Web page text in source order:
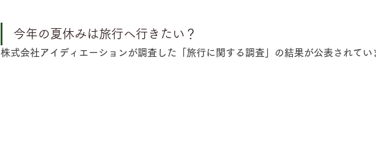
今年の夏休みは旅行へ行きたい？
株式会社アイディエーションが調査した「旅行に関する調査」の結果が公表されてい